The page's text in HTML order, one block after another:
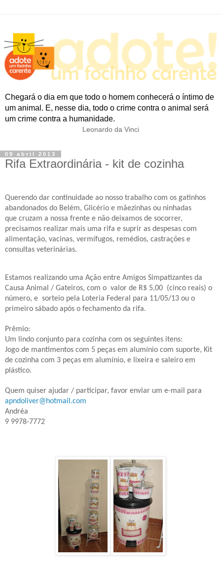
Chegará o dia em que todo o homem conhecerá o íntimo de
um animal. E, nesse dia, todo o crime contra o animal será
um crime contra a humanidade.
Leonardo da Vinci
09 abril 2013
Rifa Extraordinária - kit de cozinha
Querendo dar continuidade ao nosso trabalho com os gatinhos
abandonados do Belém, Glicério e mãezinhas ou ninhadas
que cruzam a nossa frente e não deixamos de socorrer,
precisamos realizar mais uma rifa e suprir as despesas com
alimentação, vacinas, vermífugos, remédios, castrações e
consultas veterinárias.
Estamos realizando uma Ação entre Amigos Simpatizantes da
Causa Animal / Gateiros, com o valor de R$ 5,00 (cinco reais) o
número, e sorteio pela Loteria Federal para 11/05/13 ou o
primeiro sábado após o fechamento da rifa.
Prêmio:
Um lindo conjunto para cozinha com os seguintes itens:
Jogo de mantimentos com 5 peças em alumínio com suporte, Kit
de cozinha com 3 peças em alumínio, e lixeira e saleiro em
plástico.
Quem quiser ajudar / participar, favor enviar um e-mail para
apndoliver@hotmail.com
Andréa
9 9978-7772